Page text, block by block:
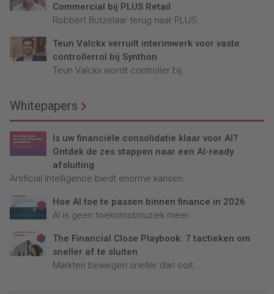
Commercial bij PLUS Retail
Robbert Butzelaar terug naar PLUS...
Teun Valckx verruilt interimwerk voor vaste
controllerrol bij Synthon
Teun Valckx wordt controller bij...
Whitepapers
Is uw financiële consolidatie klaar voor AI?
Ontdek de zes stappen naar een AI-ready
afsluiting
Artificial Intelligence biedt enorme kansen...
Hoe AI toe te passen binnen finance in 2026
AI is geen toekomstmuziek meer...
The Financial Close Playbook: 7 tactieken om
sneller af te sluiten
Markten bewegen sneller dan ooit....